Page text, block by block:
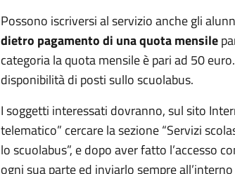
Possono iscriversi al servizio anche gli
dietro pagamento di una quota mensile
categoria la quota mensile è pari ad 50
disponibilità di posti sullo scuolabus.
I soggetti interessati dovranno, sul sito
telematico” cercare la sezione “Servizi
lo scuolabus”, e dopo aver fatto l’accesso
ogni sua parte ed inviarlo sempre